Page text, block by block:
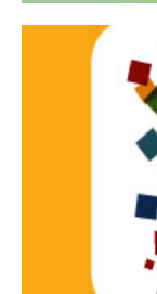
Tracce